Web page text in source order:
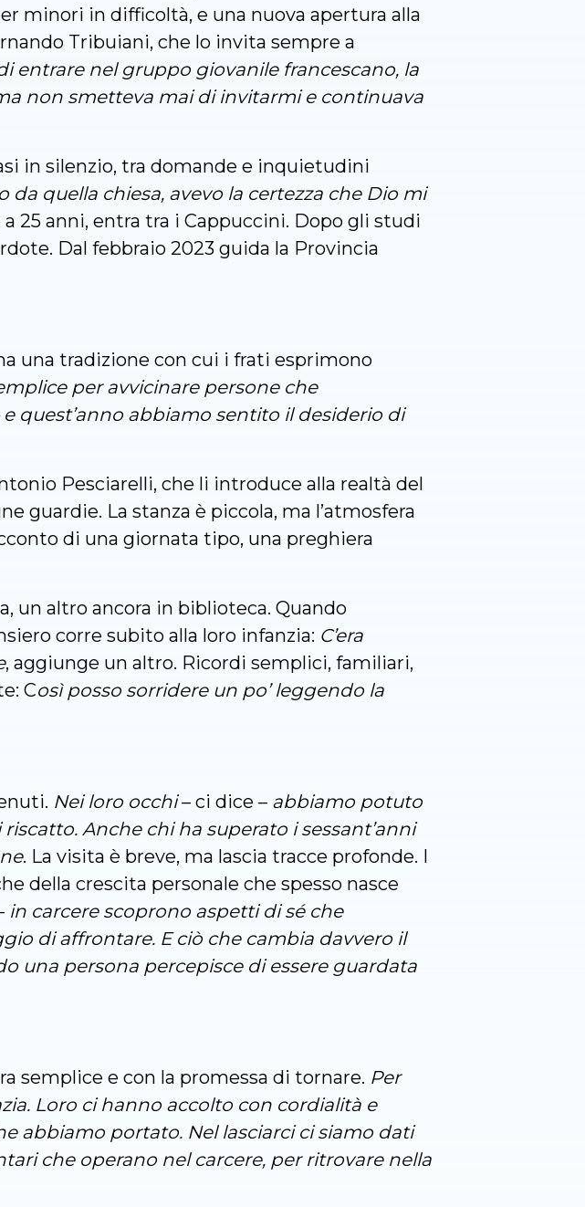
minori in difficoltà, e una nuova apertura alla
Tribuiani, che lo invita sempre a
entrare nel gruppo giovanile francescano, la
non smetteva mai di invitarmi e continuava
in silenzio, tra domande e inquietudini
da quella chiesa, avevo la certezza che Dio mi
a 25 anni, entra tra i Cappuccini. Dopo gli studi
Dal febbraio 2023 guida la Provincia
una tradizione con cui i frati esprimono
per avvicinare persone che
e quest’anno abbiamo sentito il desiderio di
Pesciarelli, che li introduce alla realtà del
guardie. La stanza è piccola, ma l’atmosfera
di una giornata tipo, una preghiera
un altro ancora in biblioteca. Quando
corre subito alla loro infanzia: C’era
, aggiunge un altro. Ricordi semplici, familiari,
Così posso sorridere un po’ leggendo la
Nei loro occhi– ci dice – abbiamo potuto
Anche chi ha superato i sessant’anni
. La visita è breve, ma lascia tracce profonde. I
della crescita personale che spesso nasce
in carcere scoprono aspetti di sé che
di affrontare. E ciò che cambia davvero il
una persona percepisce di essere guardata
semplice e con la promessa di tornare. Per
Loro ci hanno accolto con cordialità e
abbiamo portato. Nel lasciarci ci siamo dati
che operano nel carcere, per ritrovare nella